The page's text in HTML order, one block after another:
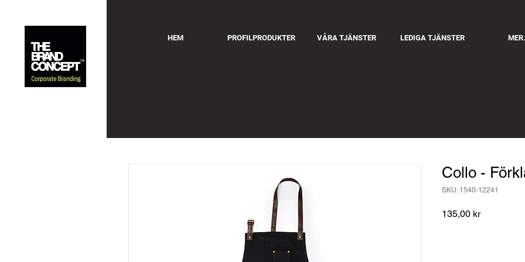
HEM PROFILPRODUKTER VÅRA TJÄNSTER LEDIGA TJÄNSTER
Collo -
SKU: 1540-12241
135,00 krPris